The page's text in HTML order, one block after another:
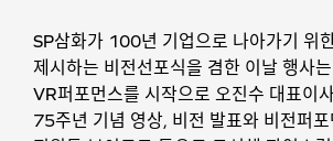
SP삼화가 100년 기업으로 나아가기 위
제시하는 비전선포식을 겸한 이날 행사
VR퍼포먼스를 시작으로 오진수 대표이
75주년 기념 영상, 비전 발표와 비전퍼